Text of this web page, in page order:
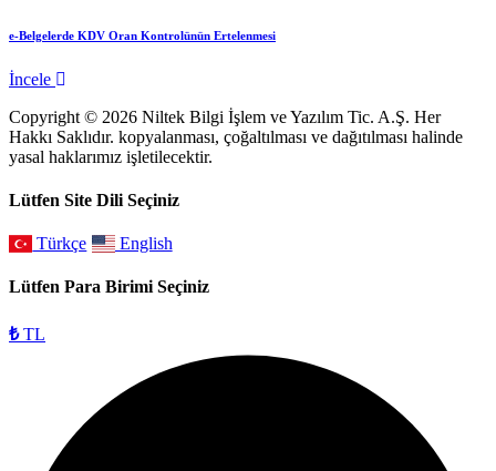
e-Belgelerde KDV Oran Kontrolünün Ertelenmesi
İncele
Copyright © 2026 Niltek Bilgi İşlem ve Yazılım Tic. A.Ş. Her
Hakkı Saklıdır. kopyalanması, çoğaltılması ve dağıtılması halinde
yasal haklarımız işletilecektir.
Lütfen Site Dili Seçiniz
Türkçe English
Lütfen Para Birimi Seçiniz
₺TL